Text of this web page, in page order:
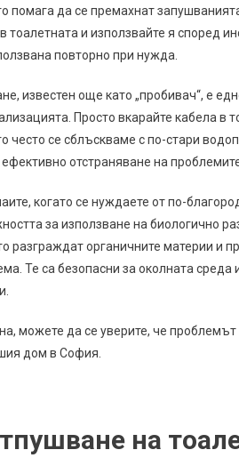
помага да се премахнат
и използвайте я според
повторно при нужда.
известен още като „пробивач“, е
Просто вкарайте кабела в
се сблъскваме с по-стари
отстраняване на
когато се нуждаете от по-
за използване на биологично
разграждат органичните материи и
Те са безопасни за околната среда
можете да се уверите, че
дом в София.
на